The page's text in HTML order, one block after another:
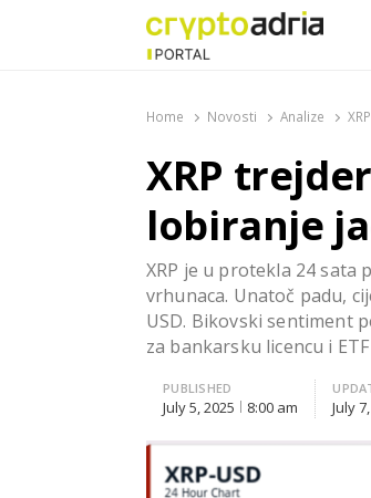
Home Novosti Analize
XRP
lobiranje
XRP je u protekla 24 sata
vrhunaca. Unatoč padu,
USD. Bikovski sentiment
za bankarsku licencu i
PUBLISHED
July 5, 2025 8:00 am July